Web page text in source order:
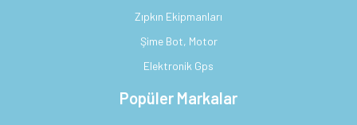
Zıpkın Ekipmanları
Şime Bot, Motor
Elektronik Gps
Popüler Markalar